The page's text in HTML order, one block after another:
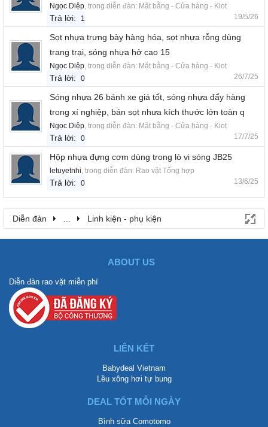
Ngọc Diệp, trong diễn đàn: Mặt bằng - Cửa hàng - Kiot
Trả lời: 1 19/5/26
Sọt nhựa trưng bày hàng hóa, sọt nhựa rỗng dùng
trang trại, sóng nhựa hở cao 15
Ngọc Diệp, trong diễn đàn: Mặt bằng - Cửa hàng - Kiot
Trả lời: 0 26/7/25
Sóng nhựa 26 bánh xe giá tốt, sóng nhựa đẩy hàng
trong xí nghiệp, bán sọt nhưa kích thước lớn toàn q
Ngọc Diệp, trong diễn đàn: Mặt bằng - Cửa hàng - Kiot
Trả lời: 0 17/7/25
Hộp nhựa đựng cơm dùng trong lò vi sóng JB25
letuyetnhi, trong diễn đàn: Rao vặt Tổng hợp
Trả lời: 0 13/6/25
Diễn đàn ... Linh kiện - phụ kiện
ABOUT US
Diễn đàn rao vặt miễn phí
LIÊN KẾT
Babydeal Vietnam
Lều xông hơi tự bung
DEAL TỐT MỖI NGÀY
Bình sữa Comotomo